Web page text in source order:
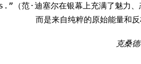
迪塞尔在银幕上充满了魅力、态
而是来自纯粹的原始能量和反
克桑